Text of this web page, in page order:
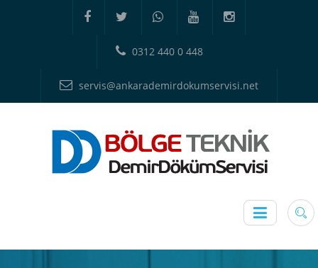
0312 440 0 448
servis@ankarademirdokumservisi.net